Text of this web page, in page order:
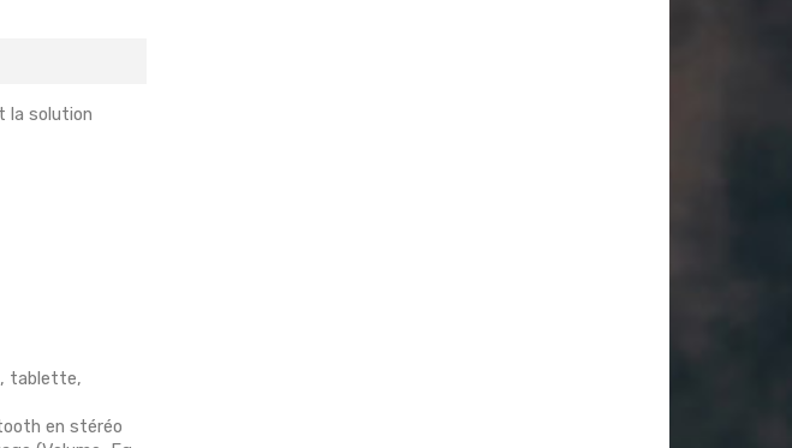
la solution
tablette,
en stéréo